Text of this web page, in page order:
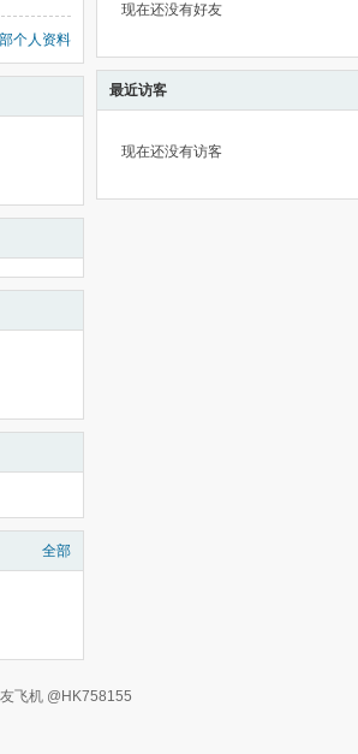
个人资料
全部
现在还没有好友
最近访客
现在还没有访客
飞机 @HK758155